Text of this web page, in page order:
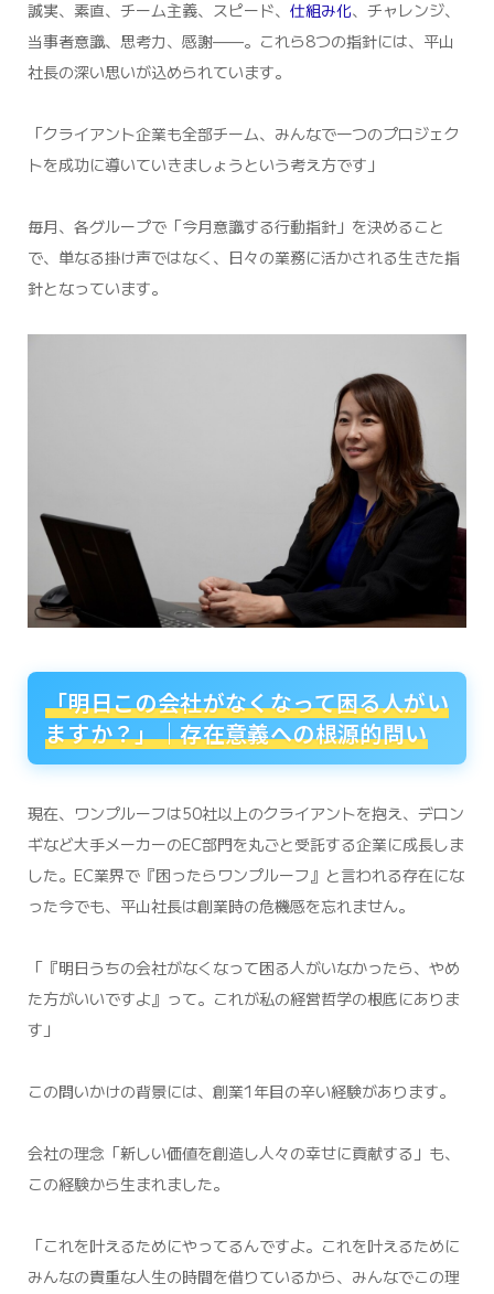
誠実、素直、チーム主義、スピード、 仕組み化、チャレンジ、
当事者意識、思考力、感謝——。これら8つの指針には、平山
社長の深い思いが込められています。
「クライアント企業も全部チーム、みんなで一つのプロジェク
トを成功に導いていきましょうという考え方です」
毎月、各グループで「今月意識する行動指針」を決めること
で、単なる掛け声ではなく、日々の業務に活かされる生きた指
針となっています。
「明日この会社がなくなって困る人がい
ますか？」｜存在意義への根源的問い
現在、ワンプルーフは50社以上のクライアントを抱え、デロン
ギなど大手メーカーのEC部門を丸ごと受託する企業に成長しま
した。EC業界で『困ったらワンプルーフ』と言われる存在にな
った今でも、平山社長は創業時の危機感を忘れません。
「『明日うちの会社がなくなって困る人がいなかったら、やめ
た方がいいですよ』って。これが私の経営哲学の根底にありま
す」
この問いかけの背景には、創業1年目の辛い経験があります。
会社の理念「新しい価値を創造し人々の幸せに貢献する」も、
この経験から生まれました。
「これを叶えるためにやってるんですよ。これを叶えるために
みんなの貴重な人生の時間を借りているから、みんなでこの理